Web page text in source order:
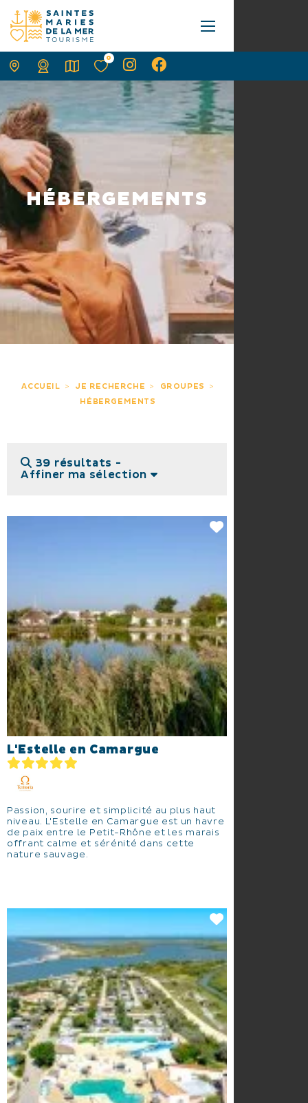
HÉBERGEMENTS
ACCUEIL JE RECHERCHE
GROUPES
HÉBERGEMENTS
39 résultats -
Affiner ma sélection
L'Estelle en Camargue
Passion, sourire et simplicité au plus haut
niveau. L'Estelle en Camargue est un havre
de paix entre le Petit-Rhône et les marais
offrant calme et sérénité dans cette
nature sauvage.
0